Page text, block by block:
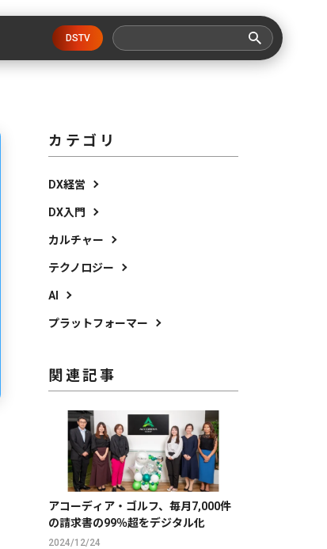
DSTV
カテゴリ
DX経営
DX入門
カルチャー
テクノロジー
AI
プラットフォーマー
関連記事
アコーディア・ゴルフ、毎月7,000件
の請求書の99％超をデジタル化
2024/12/24